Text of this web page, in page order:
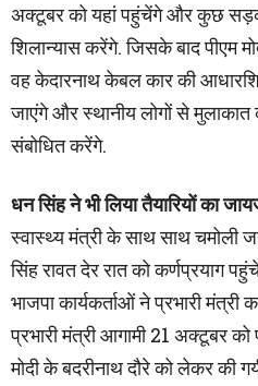
अक्टूबर को यहां पहुंचेंगे और कुछ
शिलान्यास करेंगे. जिसके बाद पीएम
वह केदारनाथ केबल कार की
जाएंगे और स्थानीय लोगों से
संबोधित करेंगे.
धन सिंह ने भी लिया तैयारियों का
स्वास्थ्य मंत्री के साथ साथ चमोली
सिंह रावत देर रात को कर्णप्रयाग
भाजपा कार्यकर्ताओं ने प्रभारी
प्रभारी मंत्री आगामी 21 अक्टूबर को
मोदी के बदरीनाथ दौरे को लेकर की